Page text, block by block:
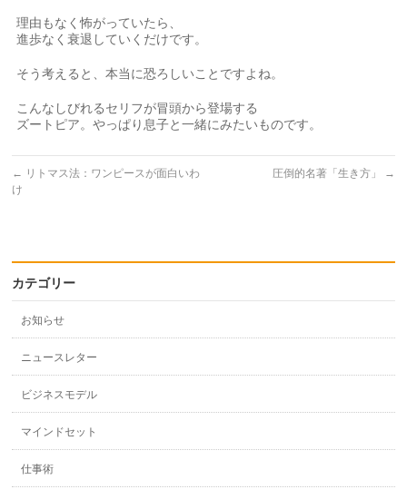
理由もなく怖がっていたら、
進歩なく衰退していくだけです。
そう考えると、本当に恐ろしいことですよね。
こんなしびれるセリフが冒頭から登場する
ズートピア。やっぱり息子と一緒にみたいものです。
← リトマス法：ワンピースが面白いわ
け
圧倒的名著「生き方」 →
カテゴリー
お知らせ
ニュースレター
ビジネスモデル
マインドセット
仕事術